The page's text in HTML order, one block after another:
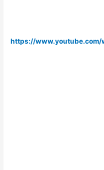
https://www.youtube.com/